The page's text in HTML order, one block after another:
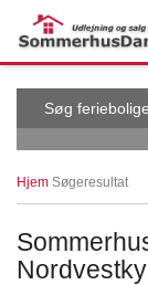
← More
Søg
Hjem Søgeresultat